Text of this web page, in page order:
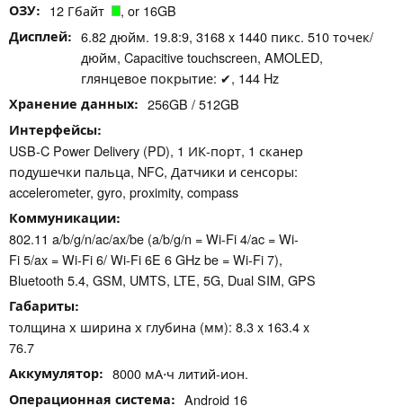
ОЗУ 12 Гбайт , or 16GB
Дисплей
6.82 дюйм. 19.8:9, 3168 x 1440 пикс. 510 точек/
дюйм, Capacitive touchscreen, AMOLED,
глянцевое покрытие: ✔, 144 Hz
Хранение данных 256GB / 512GB
Интерфейсы
USB-C Power Delivery (PD), 1 ИК-порт, 1 сканер
подушечки пальца, NFC, Датчики и сенсоры:
accelerometer, gyro, proximity, compass
Коммуникации
802.11 a/​b/​g/​n/​ac/​ax/​be (a/b/g/n = Wi-Fi 4/ac = Wi-
Fi 5/ax = Wi-Fi 6/ Wi-Fi 6E 6 GHz be = Wi-Fi 7),
Bluetooth 5.4, GSM, UMTS, LTE, 5G, Dual SIM, GPS
Габариты
толщина х ширина х глубина (мм): 8.3 x 163.4 x
76.7
Аккумулятор 8000 мА⋅ч литий-ион.
Операционная система Android 16